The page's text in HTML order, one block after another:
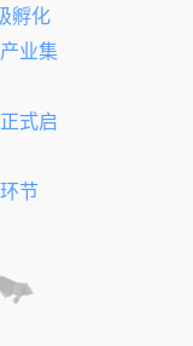
孵化
业集
式启
节